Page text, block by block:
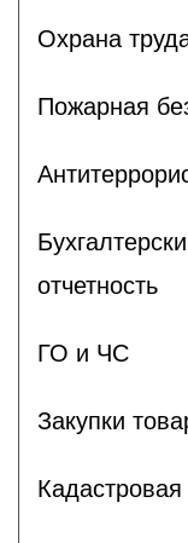
Охрана
Пожарная
отчетность
ГО и ЧС
Закупки
Кадастровая